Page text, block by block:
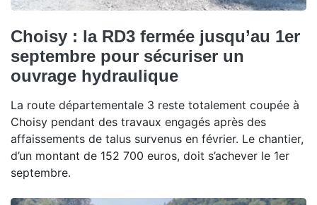
Choisy : la RD3 fermée jusqu’au 1er
septembre pour sécuriser un
ouvrage hydraulique
La route départementale 3 reste totalement coupée à
Choisy pendant des travaux engagés après des
affaissements de talus survenus en février. Le chantier,
d’un montant de 152 700 euros, doit s’achever le 1er
septembre.